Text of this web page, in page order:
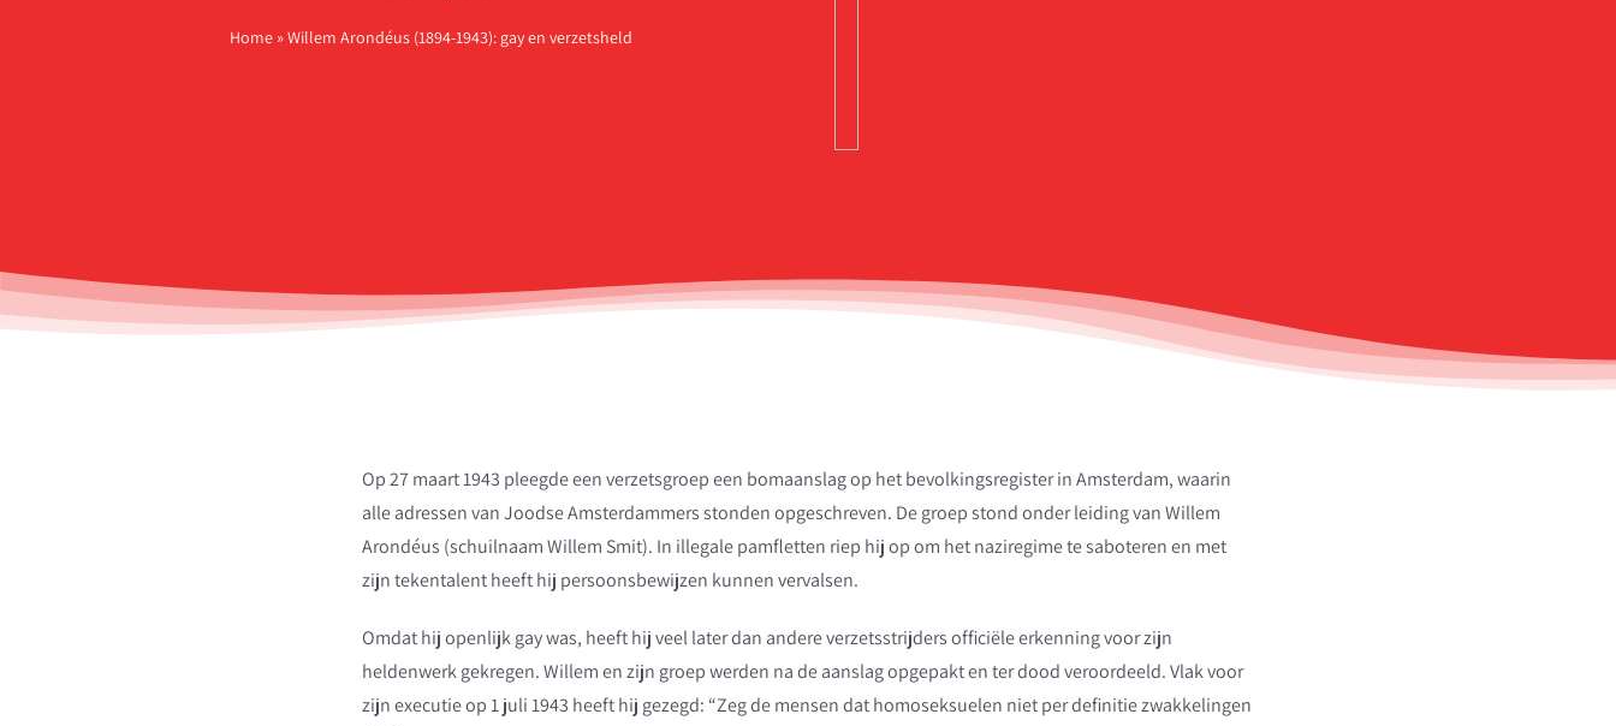
Home »Willem Arondéus (1894-1943): gay en verzetsheld
Op 27 maart 1943 pleegde een verzetsgroep een bomaanslag op het bevolkingsregister in Amsterdam, waarin
alle adressen van Joodse Amsterdammers stonden opgeschreven. De groep stond onder leiding van Willem
Arondéus (schuilnaam Willem Smit). In illegale pamfletten riep hij op om het naziregime te saboteren en met
zijn tekentalent heeft hij persoonsbewijzen kunnen vervalsen.
Omdat hij openlijk gay was, heeft hij veel later dan andere verzetsstrijders officiële erkenning voor zijn
heldenwerk gekregen. Willem en zijn groep werden na de aanslag opgepakt en ter dood veroordeeld. Vlak voor
zijn executie op 1 juli 1943 heeft hij gezegd: “Zeg de mensen dat homoseksuelen niet per definitie zwakkelingen